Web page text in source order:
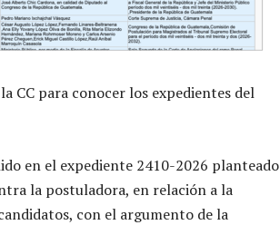
CC para conocer los expedientes del
en el expediente 2410-2026 planteado
la postuladora, en relación a la
con el argumento de la